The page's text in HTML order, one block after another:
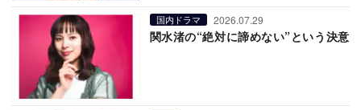
国内ドラマ 2026.07.29
関水渚の“絶対に諦めない”という決意